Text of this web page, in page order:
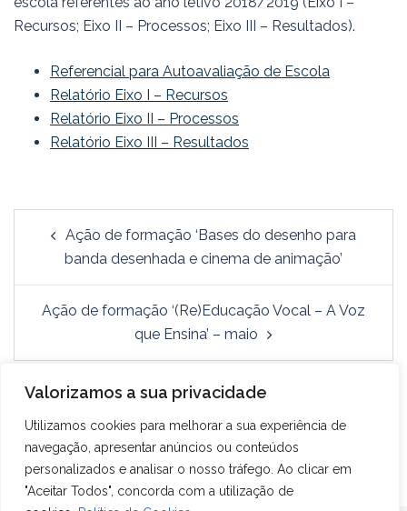
Valorizamos a sua privacidade
Utilizamos cookies para melhorar a sua experiência de
navegação, apresentar anúncios ou conteúdos
personalizados e analisar o nosso tráfego. Ao clicar em
"Aceitar Todos", concorda com a utilização de
Recursos; Eixo II – Processos; Eixo III – Resultados).
Referencial para Autoavaliação de Escola
Relatório Eixo I – Recursos
Relatório Eixo II – Processos
Relatório Eixo III – Resultados
Ação de formação ‘Bases do desenho para
banda desenhada e cinema de animação’
Ação de formação ‘(Re)Educação Vocal – A Voz
que Ensina’ – maio